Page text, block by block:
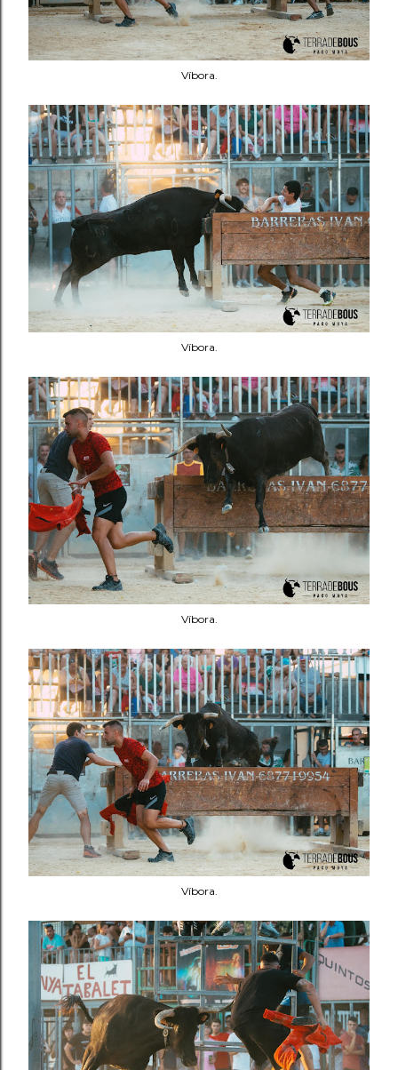
Víbora.
Víbora.
Víbora.
Víbora.